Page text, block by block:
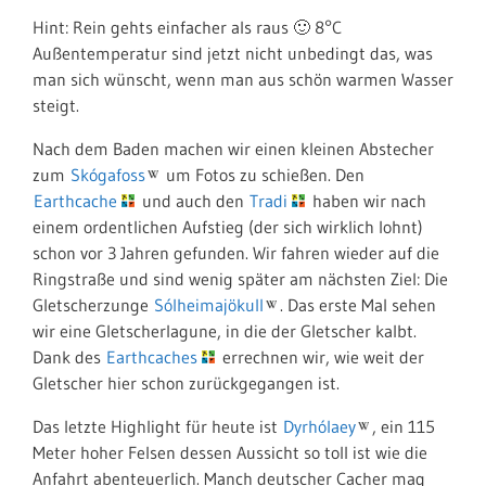
Hint: Rein gehts einfacher als raus 🙂 8°C
Außentemperatur sind jetzt nicht unbedingt das, was
man sich wünscht, wenn man aus schön warmen Wasser
steigt.
Nach dem Baden machen wir einen kleinen Abstecher
zum Skógafoss um Fotos zu schießen. Den
Earthcache
und auch den Tradi
haben wir nach
einem ordentlichen Aufstieg (der sich wirklich lohnt)
schon vor 3 Jahren gefunden. Wir fahren wieder auf die
Ringstraße und sind wenig später am nächsten Ziel: Die
Gletscherzunge Sólheimajökull
. Das erste Mal sehen
wir eine Gletscherlagune, in die der Gletscher kalbt.
Dank des Earthcaches
errechnen wir, wie weit der
Gletscher hier schon zurückgegangen ist.
Das letzte Highlight für heute ist Dyrhólaey
, ein 115
Meter hoher Felsen dessen Aussicht so toll ist wie die
Anfahrt abenteuerlich. Manch deutscher Cacher mag